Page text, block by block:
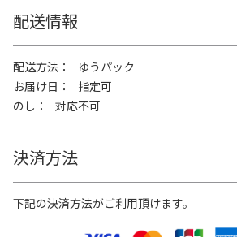
配送情報
配送方法
ゆうパック
お届け日
指定可
のし
対応不可
決済方法
下記の決済方法がご利用頂けます。